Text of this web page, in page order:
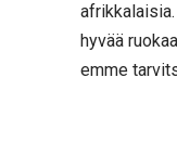
hyvää
emme